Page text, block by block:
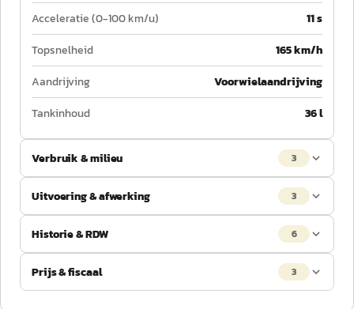
Acceleratie (0-100 km/u)
11 s
Topsnelheid
165 km/h
Aandrijving
Voorwielaandrijving
Tankinhoud
36 l
Verbruik & milieu 3
Uitvoering & afwerking 3
Historie & RDW 6
Prijs & fiscaal 3